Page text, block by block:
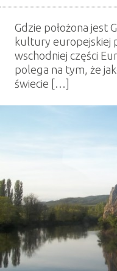
Gdzie położona jest
kultury europejskiej
wschodniej części
polega na tym, że
świecie […]